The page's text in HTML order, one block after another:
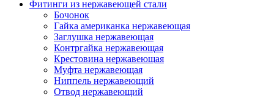
Фитинги из нержавеющей стали
Бочонок
Гайка американка нержавеющая
Заглушка нержавеющая
Контргайка нержавеющая
Крестовина нержавеющая
Муфта нержавеющая
Ниппель нержавеющий
Отвод нержавеющий